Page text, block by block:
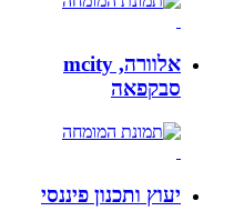
אלוורה, mcity
סבקפאה
יעוץ ותכנון פיננסי